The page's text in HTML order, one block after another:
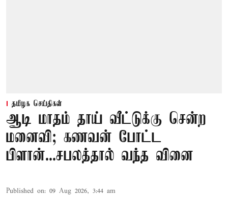
தமிழக செய்திகள்
ஆடி மாதம் தாய் வீட்டுக்கு சென்ற
மனைவி; கணவன் போட்ட
பிளான்...சபலத்தால் வந்த வினை
Published on: 09 Aug 2026, 3:44 am